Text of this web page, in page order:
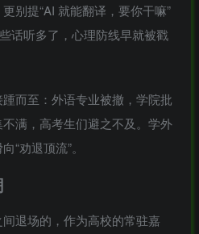
别提“AI 就能翻译，要你干嘛”
话听多了，心理防线早就被戳
而至：外语专业被撤，学院批
满，高考生们避之不及。学外
“劝退顶流”。
退场的，作为高校的常驻嘉